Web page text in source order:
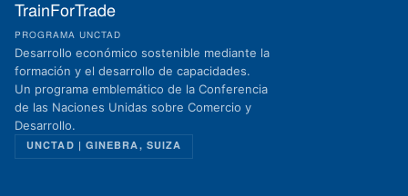
TrainForTrade
PROGRAMA UNCTAD
Desarrollo económico sostenible mediante la
formación y el desarrollo de capacidades.
Un programa emblemático de la Conferencia
de las Naciones Unidas sobre Comercio y
Desarrollo.
UNCTAD | GINEBRA, SUIZA